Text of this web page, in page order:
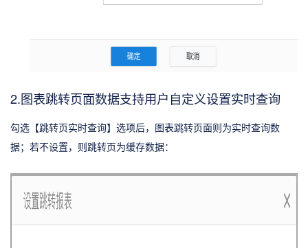
2.图表跳转页面数据支持用户自定义设置实时查询
勾选【跳转页实时查询】选项后，图表跳转页面则为实时查询数
据；若不设置，则跳转页为缓存数据：